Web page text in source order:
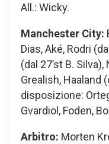
All.: Wicky.
Manchester City:
Dias, Aké, Rodri
(dal 27’st B.
Grealish, Haaland
disposizione:
Gvardiol, Foden,
Arbitro: Morten